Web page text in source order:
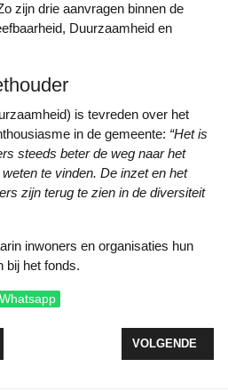
zijn drie aanvragen binnen de
Duurzaamheid en
in de gemeente: “Het is
steeds beter de weg naar het
te vinden. De inzet en het
zijn terug te zien in de diversiteit
bij het fonds.
Whatsapp
SINTERKLAAS FEESTELIJK
VOLGENDE
VOLGENDE